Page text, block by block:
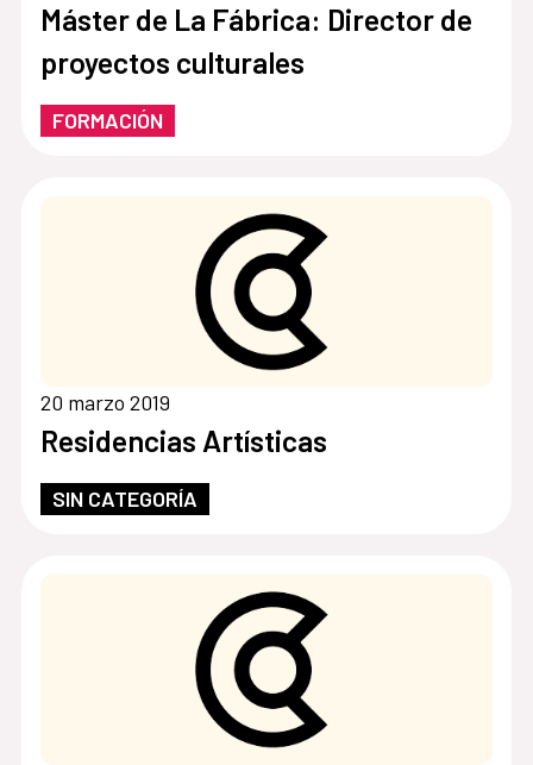
Máster de La Fábrica: Director de
proyectos culturales
FORMACIÓN
20 marzo 2019
Residencias Artísticas
SIN CATEGORÍA